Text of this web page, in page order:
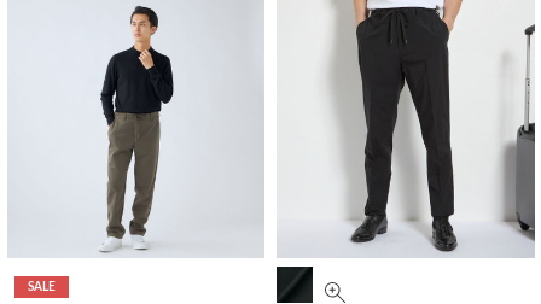
SALE